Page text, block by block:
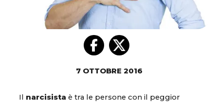
7 OTTOBRE 2016
Il narcisista è tra le persone con il peggior